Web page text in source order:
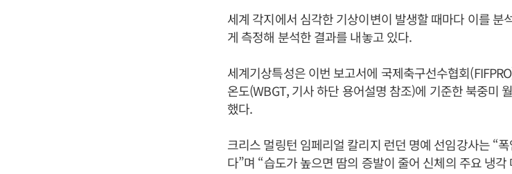
세계 각지에서 심각한 기상이변이 발생할 때마다 이를 분
게 측정해 분석한 결과를 내놓고 있다.
세계기상특성은 이번 보고서에 국제축구선수협회
온도(WBGT, 기사 하단 용어설명 참조)에 기준한 북중미
했다.
크리스 멀링턴 임페리얼 칼리지 런던 명예 선임강사는 “
다”며 “습도가 높으면 땀의 증발이 줄어 신체의 주요 냉